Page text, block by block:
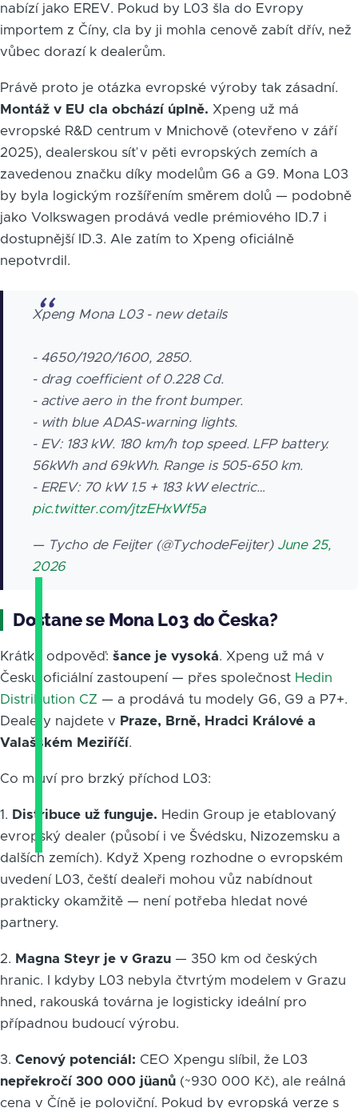
nabízí jako EREV. Pokud by L03 šla do Evropy
importem z Číny, cla by ji mohla cenově zabít dřív, než
vůbec dorazí k dealerům.
Právě proto je otázka evropské výroby tak zásadní.
Montáž v EU cla obchází úplně. Xpeng už má
evropské R&D centrum v Mnichově (otevřeno v září
2025), dealerskou síť v pěti evropských zemích a
zavedenou značku díky modelům G6 a G9. Mona L03
by byla logickým rozšířením směrem dolů — podobně
jako Volkswagen prodává vedle prémiového ID.7 i
dostupnější ID.3. Ale zatím to Xpeng oficiálně
nepotvrdil.
Xpeng Mona L03 - new details
- 4650/1920/1600, 2850.
- drag coefficient of 0.228 Cd.
- active aero in the front bumper.
- with blue ADAS-warning lights.
- EV: 183 kW. 180 km/h top speed. LFP battery.
56kWh and 69kWh. Range is 505-650 km.
- EREV: 70 kW 1.5 + 183 kW electric…
pic.twitter.com/jtzEHxWf5a
— Tycho de Feijter (@TychodeFeijter) June 25,
2026
Dostane se Mona L03 do Česka?
Krátká odpověď: šance je vysoká. Xpeng už má v
Česku oficiální zastoupení — přes společnost Hedin
Distribution CZ — a prodává tu modely G6, G9 a P7+.
Dealery najdete v Praze, Brně, Hradci Králové a
Valašském Meziříčí.
Co mluví pro brzký příchod L03:
1. Distribuce už funguje. Hedin Group je etablovaný
evropský dealer (působí i ve Švédsku, Nizozemsku a
dalších zemích). Když Xpeng rozhodne o evropském
uvedení L03, čeští dealeři mohou vůz nabídnout
prakticky okamžitě — není potřeba hledat nové
partnery.
2. Magna Steyr je v Grazu — 350 km od českých
hranic. I kdyby L03 nebyla čtvrtým modelem v Grazu
hned, rakouská továrna je logisticky ideální pro
případnou budoucí výrobu.
3. Cenový potenciál: CEO Xpengu slíbil, že L03
nepřekročí 300 000 jüanů (~930 000 Kč), ale reálná
cena v Číně je poloviční. Pokud by evropská verze s